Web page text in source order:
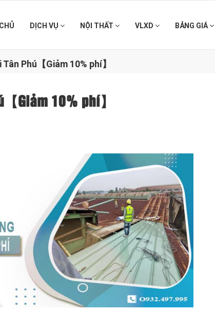
DỊCH VỤ NỘI THẤT VLXD BẢNG GIÁ
Phú【Giảm 10% phí】
Giảm 10% phí】